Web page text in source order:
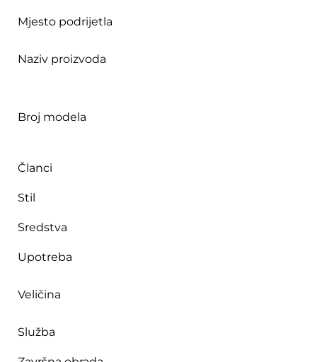
Mjesto podrijetla
Naziv proizvoda
Broj modela
Članci
Stil
Sredstva
Upotreba
Veličina
Služba